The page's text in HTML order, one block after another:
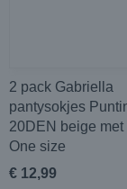
2 pack Gabriella
pantysokjes
20DEN beige met
One size
€ 12,99